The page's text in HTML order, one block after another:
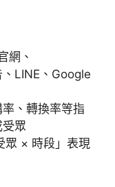
網、
LINE、Google
、轉換率等指
眾
眾 × 時段」表現